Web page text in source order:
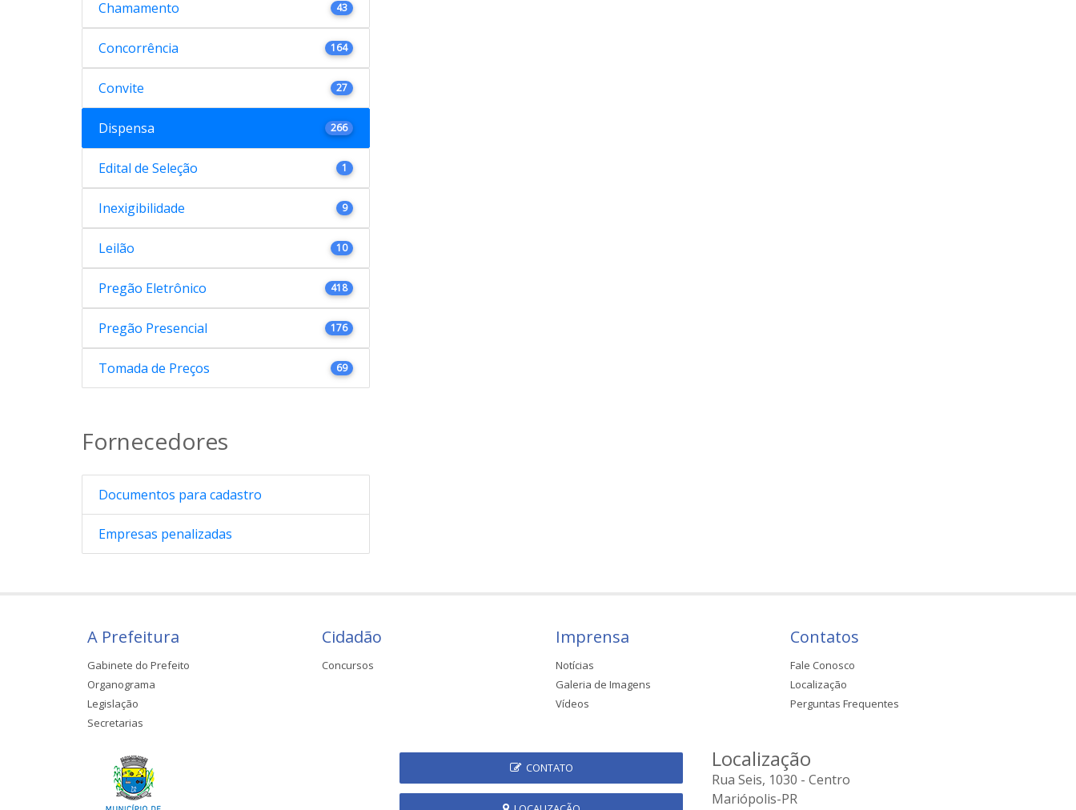
Chamamento 43
Concorrência 164
Convite 27
Dispensa 266
Edital de Seleção 1
Inexigibilidade 9
Leilão 10
Pregão Eletrônico 418
Pregão Presencial 176
Tomada de Preços 69
Fornecedores
Documentos para cadastro
Empresas penalizadas
A Prefeitura
Gabinete do Prefeito
Organograma
Legislação
Secretarias
Cidadão
Concursos
Imprensa
Notícias
Galeria de Imagens
Vídeos
Contatos
Fale Conosco
Localização
Perguntas Frequentes
CONTATO Localização
Rua Seis, 1030 - Centro
Mariópolis-PR